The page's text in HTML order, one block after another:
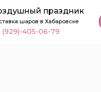
праздник
шаров в Хабаровске
(929)-405-06-79